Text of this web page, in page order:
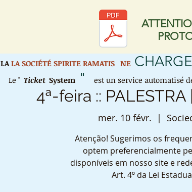
4ª-feira :: PALESTRA
mer. 10 févr.
  |
Atenção! Sugerimos os
optem preferencialmente
disponíveis em nosso site e
Art. 4º da Lei
LA LA SOCIÉTÉ SPIRITE RAMATIS NE
Le " Ticket System" est un service automatisé